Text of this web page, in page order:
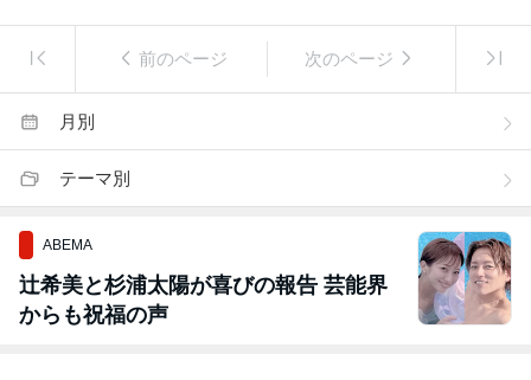
前のページ 次のページ
月別
テーマ別
ABEMA
辻希美と杉浦太陽が喜びの報告 芸能界
からも祝福の声